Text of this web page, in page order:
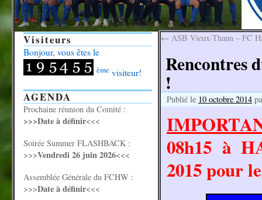
← ASB Vieux-Thann – FC
Rencontres
!
Publié le 10 octobre 2014
08h15 à
2015 pour
Visiteurs
Bonjour, vous êtes le
ème visiteur!
AGENDA
Prochaine réunion du Comité :
>>>Date à définir<<<
Soirée Summer FLASHBACK :
>>>Vendredi 26 juin 2026<<<
Assemblée Générale du FCHW :
>>>Date à définir<<<